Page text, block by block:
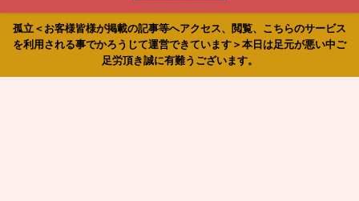
孤立＜お客様皆様が掲載の記事等へアクセス、閲覧、こちらのサービス
を利用される事でかろうじて運営できています＞本日は足元が悪い中ご
足労頂き誠に有難うございます。